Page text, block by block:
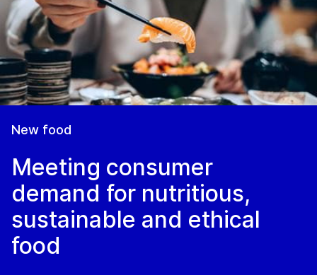
New food
Meeting consumer
demand for nutritious,
sustainable and ethical
food